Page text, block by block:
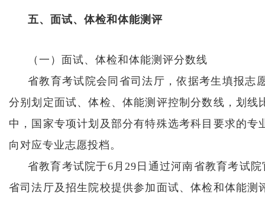
五、面试、体检和体能测评
（一）面试、体检和体能测评分数线
省教育考试院会同省司法厅，依据考生填报志
分别划定面试、体检、体能测评控制分数线，划
中，国家专项计划及部分有特殊选考科目要求的
向对应专业志愿投档。
省教育考试院于6月29日通过河南省教育考试
省司法厅及招生院校提供参加面试、体检和体能